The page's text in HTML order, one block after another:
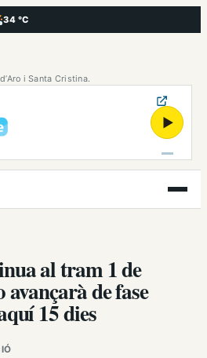
34 °Cennuvolat
i Santa Cristina.
▶
Obre
el
al tram 1 de
avançarà de fase
15 dies